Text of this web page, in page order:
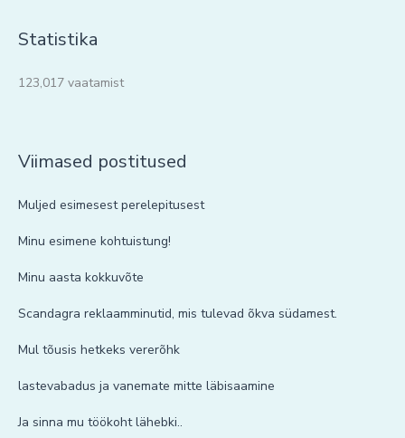
Statistika
123,017 vaatamist
Viimased postitused
Muljed esimesest perelepitusest
Minu esimene kohtuistung!
Minu aasta kokkuvõte
Scandagra reklaamminutid, mis tulevad õkva südamest.
Mul tõusis hetkeks vererõhk
lastevabadus ja vanemate mitte läbisaamine
Ja sinna mu töökoht lähebki..